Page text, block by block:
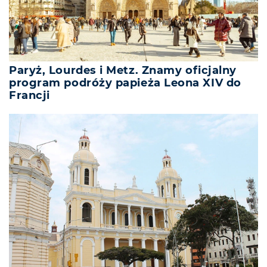
Paryż, Lourdes i Metz. Znamy oficjalny
program podróży papieża Leona XIV do
Francji